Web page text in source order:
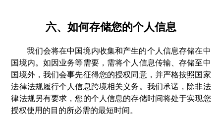
六、如何存储您的个人信息
我们会将在中国境内收集和产生的个人信息存储在中
国境内。如因业务等需要，需将个人信息传输、存储至中
国境外，我们会事先征得您的授权同意，并严格按照国家
法律法规履行个人信息跨境相关义务。我们承诺，除非法
律法规另有要求，您的个人信息的存储时间将处于实现您
授权使用的目的所必需的最短时间。